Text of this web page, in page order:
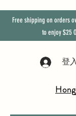
Free shipping on orders
to enjoy$25
登